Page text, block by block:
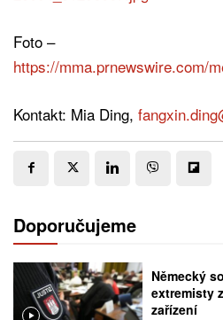
Foto –
https://mma.prnewswire.com/
Kontakt: Mia Ding,
Doporučujeme
Německý
extremisty
zařízení